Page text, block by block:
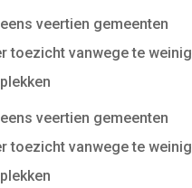
veertien gemeenten
toezicht vanwege te weinig
veertien gemeenten
toezicht vanwege te weinig